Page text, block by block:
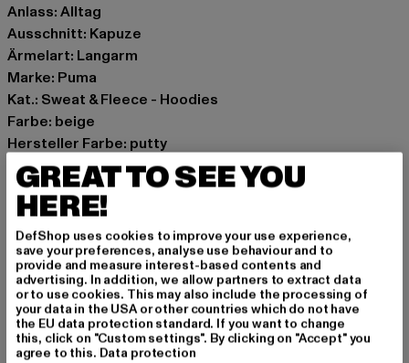
Anlass: Alltag
Ausschnitt: Kapuze
Ärmelart: Langarm
Marke: Puma
Kat.: Sweat & Fleece - Hoodies
Farbe: beige
Hersteller Farbe: putty
Materialzusammensetzung: 97% Baumwolle, 3%
Elasthan
Art.Nr: 535083-07020
Hersteller: PUMA Europe GmbH |service@puma.com
PUMA Way 1 | 91074 Herzogenaurach | DE
GRÖSSE & PASSFORM
GREAT TO SEE YOU
HERE!
DefShop uses cookies to improve your use experience,
save your preferences, analyse use behaviour and to
provide and measure interest-based contents and
advertising. In addition, we allow partners to extract data
or to use cookies. This may also include the processing of
your data in the USA or other countries which do not have
the EU data protection standard. If you want to change
this, click on "Custom settings". By clicking on "Accept" you
agree to this. Data protection